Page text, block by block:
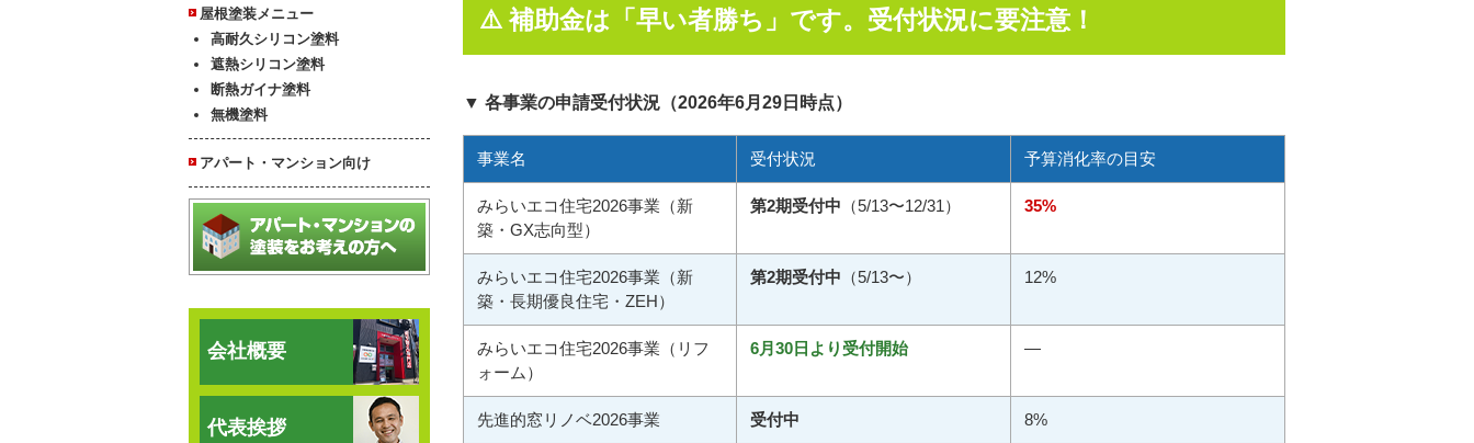
⚠️ 補助金は「早い者勝ち」です。受付状況に要注意！
▼ 各事業の申請受付状況（2026年6月29日時点）
事業名 受付状況 予算消化率の目安
みらいエコ住宅2026事業（新
築・GX志向型）
第2期受付中 （5/13〜12/31） 35%
みらいエコ住宅2026事業（新
築・長期優良住宅・ZEH）
第2期受付中 （5/13〜） 12%
みらいエコ住宅2026事業（リフ
ォーム）
6月30日より受付開始 —
先進的窓リノベ2026事業 受付中 8%
屋根塗装メニュー
高耐久シリコン塗料
遮熱シリコン塗料
断熱ガイナ塗料
無機塗料
アパート・マンション向け
会社概要
代表挨拶